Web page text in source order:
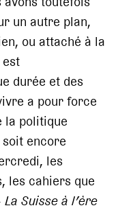
un autre plan,
ou attaché à la
durée et des
a pour force
la politique
encore
les
les cahiers que
Suisse à l’ère